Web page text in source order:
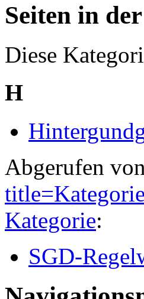
Seiten in
Diese
H
Abgerufen
Kategorie:
SGD-